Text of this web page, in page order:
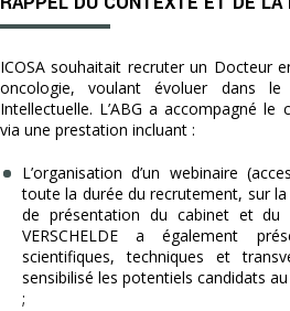
ICOSA souhaitait recruter un Docteur
oncologie, voulant évoluer dans
Intellectuelle. L’ABG a accompagné
via une prestation incluant :
L’organisation d’un webinaire
toute la durée du recrutement, sur la
de présentation du cabinet et du
VERSCHELDE a également
scientifiques, techniques et
sensibilisé les potentiels candidats
;